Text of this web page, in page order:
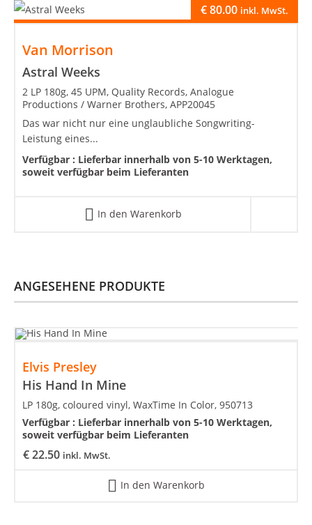
Van Morrison
Astral Weeks
€80.00 inkl. MwSt.
2 LP 180g, 45 UPM, Quality Records, Analogue
Productions / Warner Brothers, APP20045
Das war nicht nur eine unglaubliche Songwriting-
Leistung eines...
Verfügbar : Lieferbar innerhalb von 5-10 Werktagen,
soweit verfügbar beim Lieferanten
In den Warenkorb
ANGESEHENE PRODUKTE
Elvis Presley
His Hand In Mine
€22.50 inkl. MwSt.
LP 180g, coloured vinyl, WaxTime In Color, 950713
Verfügbar : Lieferbar innerhalb von 5-10 Werktagen,
soweit verfügbar beim Lieferanten
In den Warenkorb